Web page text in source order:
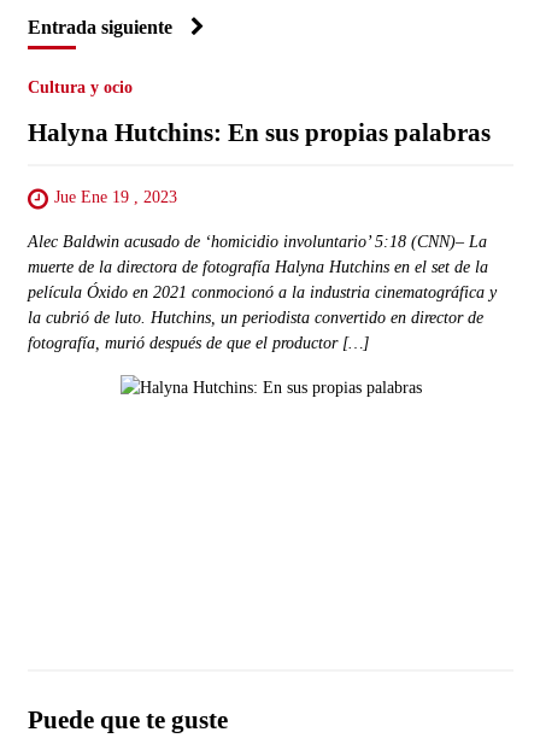
Entrada siguiente
Cultura y ocio
Halyna Hutchins: En sus propias palabras
Jue Ene 19 , 2023
Alec Baldwin acusado de ‘homicidio involuntario’ 5:18 (CNN)– La
muerte de la directora de fotografía Halyna Hutchins en el set de la
película Óxido en 2021 conmocionó a la industria cinematográfica y
la cubrió de luto. Hutchins, un periodista convertido en director de
fotografía, murió después de que el productor […]
Puede que te guste